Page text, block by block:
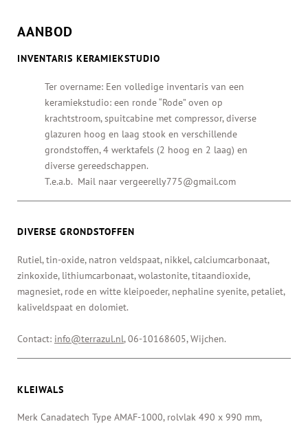
AANBOD
INVENTARIS KERAMIEKSTUDIO
Ter overname: Een volledige inventaris van een
keramiekstudio: een ronde “Rode” oven op
krachtstroom, spuitcabine met compressor, diverse
glazuren hoog en laag stook en verschillende
grondstoffen, 4 werktafels (2 hoog en 2 laag) en
diverse gereedschappen.
T.e.a.b. Mail naar vergeerelly775@gmail.com
DIVERSE GRONDSTOFFEN
Rutiel, tin-oxide, natron veldspaat, nikkel, calciumcarbonaat,
zinkoxide, lithiumcarbonaat, wolastonite, titaandioxide,
magnesiet, rode en witte kleipoeder, nephaline syenite, petaliet,
kaliveldspaat en dolomiet.
Contact: info@terrazul.nl, 06-10168605, Wijchen.
KLEIWALS
Merk Canadatech Type AMAF-1000, rolvlak 490 x 990 mm,